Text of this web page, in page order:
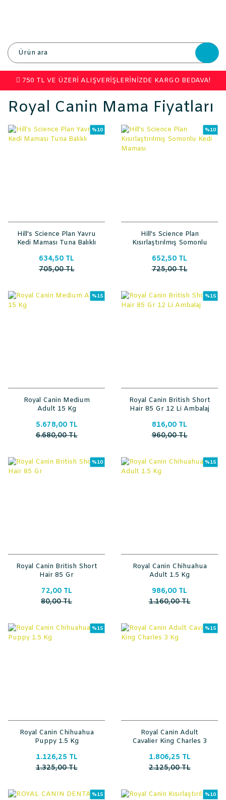
750 TL VE ÜZERİ ALIŞVERİŞLERİNİZDE KARGO BEDAVA!
Royal Canin Mama Fiyatları
%10
Hill's Science Plan Yavru
Kedi Maması Tuna Balıklı
634,50 TL
705,00 TL
%10
Hill's Science Plan
Kısırlaştırılmış Somonlu
652,50 TL
725,00 TL
%15
Royal Canin Medium
Adult 15 Kg
5.678,00 TL
6.680,00 TL
%15
Royal Canin British Short
Hair 85 Gr 12 Li Ambalaj
816,00 TL
960,00 TL
%10
Royal Canin British Short
Hair 85 Gr
72,00 TL
80,00 TL
%15
Royal Canin Chihuahua
Adult 1.5 Kg
986,00 TL
1.160,00 TL
%15
Royal Canin Chihuahua
Puppy 1.5 Kg
1.126,25 TL
1.325,00 TL
%15
Royal Canin Adult
Cavalier King Charles 3
1.806,25 TL
2.125,00 TL
%15 %10